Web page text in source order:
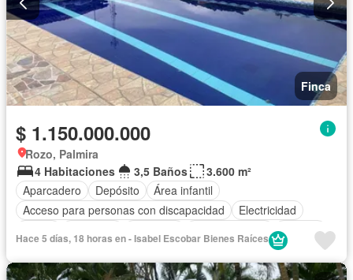
Finca
$ 1.150.000.000
Rozo, Palmira
4 Habitaciones
3,5 Baños
3.600 m²
Aparcadero
Depósito
Área infantil
Acceso para personas con discapacidad
Electricidad
Internet
Seguridad privada
Cuarto de servicio Piscina
Agua
Hace 5 días, 18 horas en - Isabel Escobar Bienes Raíces